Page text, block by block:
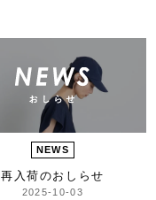
NEWS
再入荷のおしらせ
2025-10-03